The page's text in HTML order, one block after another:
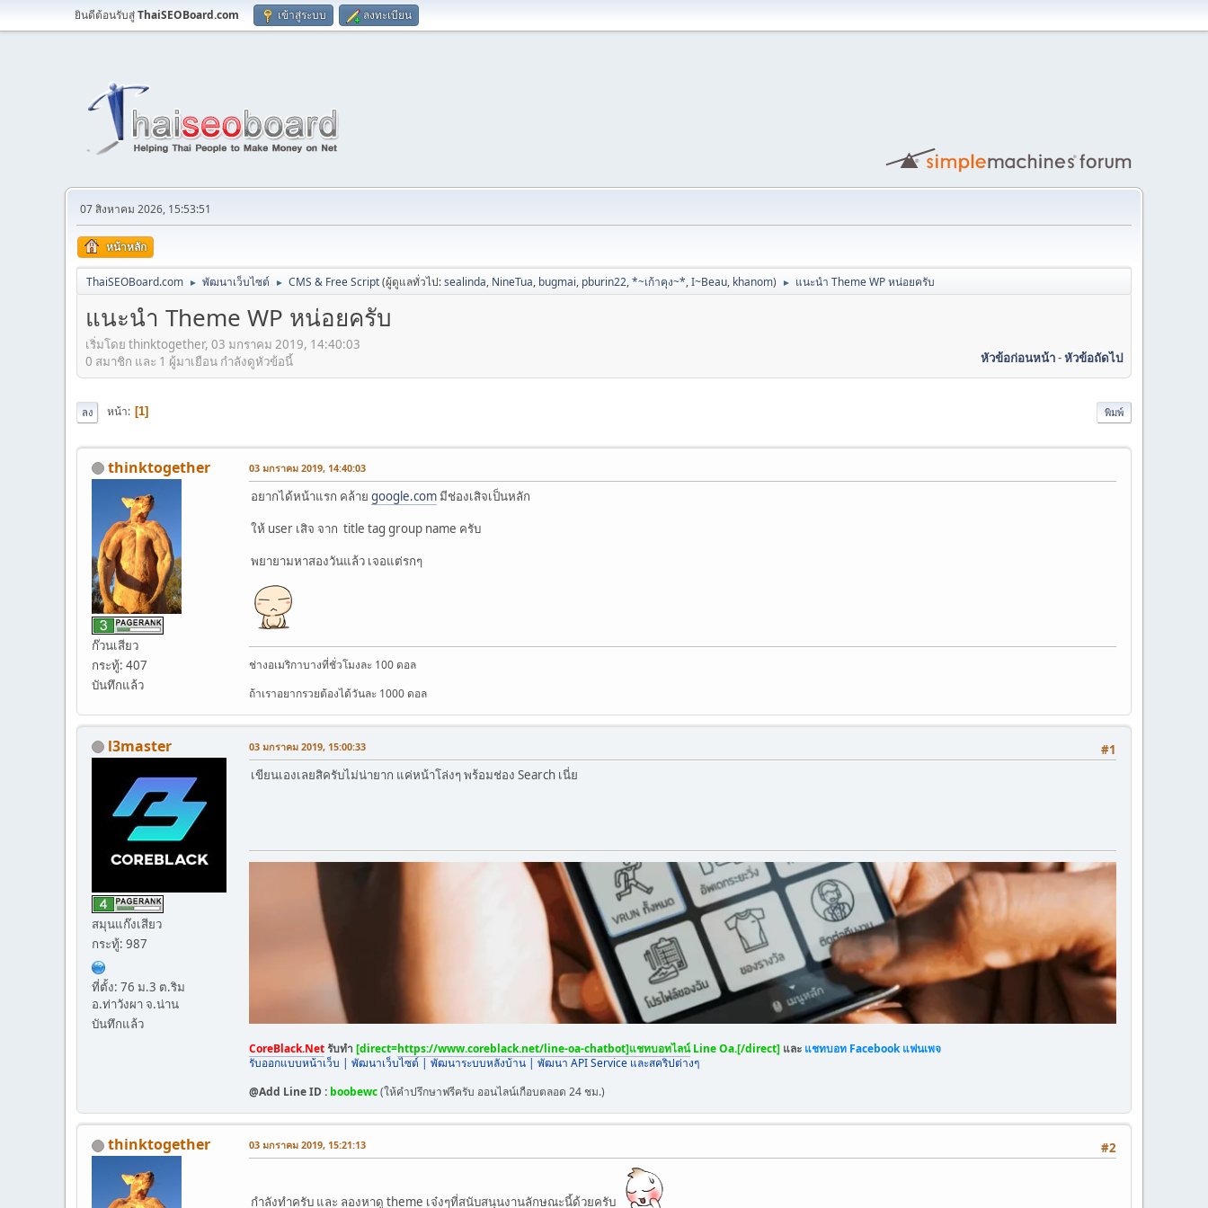
ยินดีต้อนรับสู่ThaiSEOBoard.com เข้าสู่ระบบ ลงทะเบียน
07 สิงหาคม 2026, 15:53:51
หน้าหลัก
ThaiSEOBoard.com ► พัฒนาเว็บไซต์ ► CMS & Free Script(ผู้ดูแลทั่วไป:sealinda, NineTua, bugmai, pburin22,*~เก้าคุง~*,I~Beau, khanom) ► แนะนำ Theme WP หน่อยครับ
แนะนำ Theme WP หน่อยครับ
เริ่มโดย thinktogether, 03 มกราคม 2019, 14:40:03
หัวข้อก่อนหน้า-หัวข้อถัดไป
0 สมาชิก และ 1 ผู้มาเยือน กำลังดูหัวข้อนี้
พิมพ์
ลง หน้า 1
thinktogether
ก๊วนเสียว
กระทู้: 407
บันทึกแล้ว
03 มกราคม 2019, 14:40:03
อยากได้หน้าแรก คล้าย google.comมีช่องเสิจเป็นหลัก
ให้ user เสิจ จาก title tag group name ครับ
พยายามหาสองวันแล้ว เจอแต่รกๆ
ช่างอเมริกาบางที่ชั่วโมงละ 100 ดอล
ถ้าเราอยากรวยต้องได้วันละ 1000 ดอล
l3master
สมุนแก๊งเสียว
กระทู้: 987
ที่ตั้ง: 76 ม.3 ต.ริม
อ.ท่าวังผา จ.น่าน
บันทึกแล้ว
#1
03 มกราคม 2019, 15:00:33
เขียนเองเลยสิครับไม่น่ายาก แค่หน้าโล่งๆ พร้อมช่อง Search เนี่ย
CoreBlack.Netรับทำ [direct=https://www.coreblack.net/line-oa-chatbot]แชทบอทไลน์Line Oa.[/direct] และ แชทบอท Facebook แฟนเพจ
รับออกแบบหน้าเว็บ | พัฒนาเว็บไซต์ | พัฒนาระบบหลังบ้าน | พัฒนา API Service และสคริปต่างๆ
@Add Line ID : boobewc(ให้คำปรึกษาฟรีครับ ออนไลน์เกือบตลอด 24 ชม.)
thinktogether #2
03 มกราคม 2019, 15:21:13
กำลังทำครับ และ ลองหาดู theme เจ๋งๆที่สนับสนุนงานลักษณะนี้ด้วยครับ